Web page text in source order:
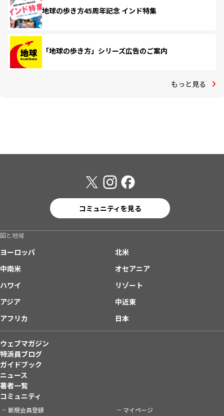
地球の歩き方45周年記念 インド特集
「地球の歩き方」シリーズ広告のご案内
もっと見る
コミュニティを見る
国と地域
ヨーロッパ
北米
中南米
オセアニア
ハワイ
リゾート
アジア
中近東
アフリカ
日本
ウェブマガジン
特派員ブログ
ガイドブック
ニュース
著者一覧
コミュニティ
新規会員登録 マイページ